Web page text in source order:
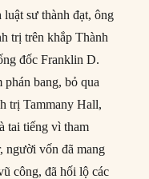
sư thành đạt, ông
trị trên khắp Thành
đốc Franklin D.
phán bang, bỏ qua
trị Tammany Hall,
tai tiếng vì tham
người vốn đã mang
công, đã hối lộ các